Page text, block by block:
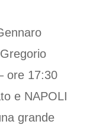
ore 17:30
e NAPOLI
grande